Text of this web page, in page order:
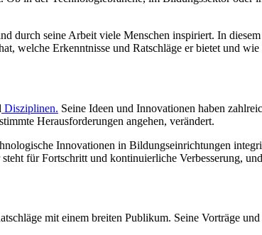
durch seine Arbeit viele Menschen inspiriert. In
welche Erkenntnisse und Ratschläge er bietet und
Disziplinen. Seine Ideen und Innovationen haben
Herausforderungen angehen, verändert.
Innovationen in Bildungseinrichtungen
für Fortschritt und kontinuierliche Verbesserung,
mit einem breiten Publikum. Seine Vorträge